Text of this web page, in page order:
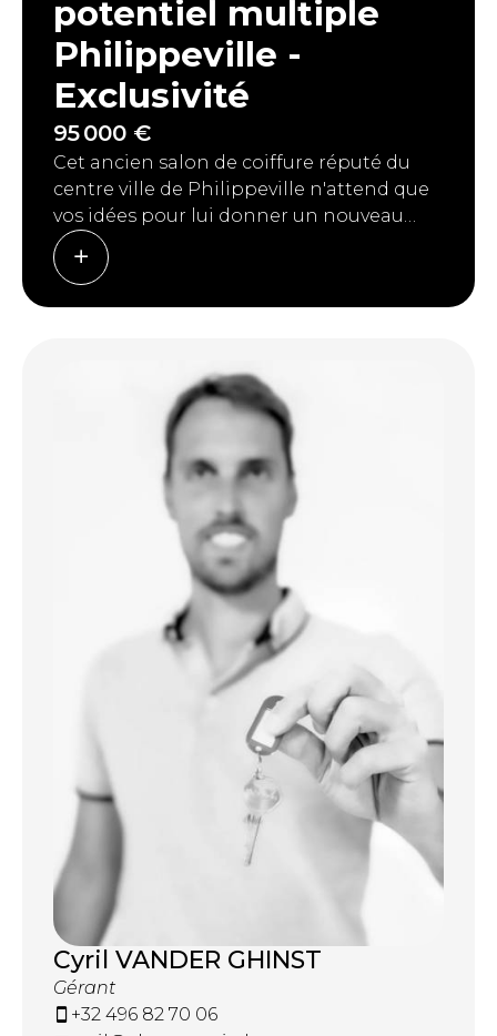
potentiel multiple
Philippeville -
Exclusivité
95 000 €
Cet ancien salon de coiffure réputé du
centre ville de Philippeville n'attend que
vos idées pour lui donner un nouveau
souffle. Situé à l'entrée de la Rue de
Namur, il est bien situé pour y accueillir
aménageable. Au rez, 3 pièces en
enfilades mènent à un espace extérieur et
une remise. Faire offre à partir de 95.000 €
- PEB E (391 kwh/m².an - 20251114012009).
Cyril VANDER GHINST
Gérant
+32 496 82 70 06